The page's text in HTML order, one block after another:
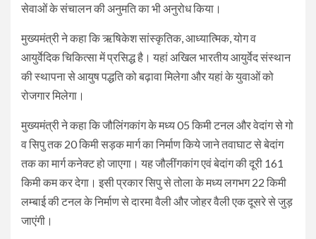
सेवाओं के संचालन की अनुमति का भी अनुरोध किया।
मुख्यमंत्री ने कहा कि ऋषिकेश सांस्कृतिक, आध्यात्मिक, योग व
आयुर्वेदिक चिकित्सा में प्रसिद्ध है। यहां अखिल भारतीय आयुर्वेद संस्थान
की स्थापना से आयुष पद्धति को बढ़ावा मिलेगा और यहां के युवाओं को
रोजगार मिलेगा।
मुख्यमंत्री ने कहा कि जौलिंगकांग के मध्य 05 किमी टनल और वेदांग से गो
व सिपु तक 20 किमी सड़क मार्ग का निर्माण किये जाने तवाघाट से बेदांग
तक का मार्ग कनेक्ट हो जाएगा। यह जौलींगकांग एवं बेदांग की दूरी 161
किमी कम कर देगा। इसी प्रकार सिपु से तोला के मध्य लगभग 22 किमी
लम्बाई की टनल के निर्माण से दारमा वैली और जोहर वैली एक दूसरे से जुड़
जाएंगी।